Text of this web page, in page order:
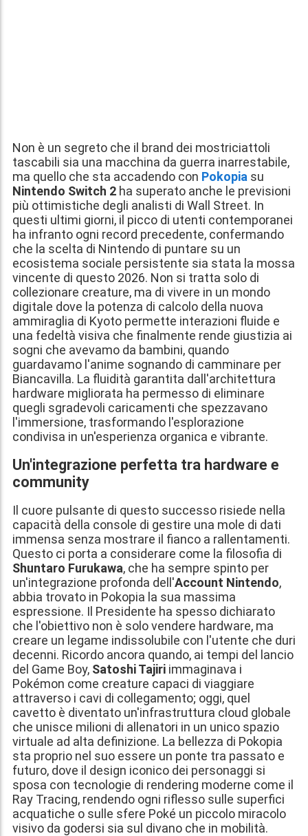
Non è un segreto che il brand dei mostriciattoli
tascabili sia una macchina da guerra inarrestabile,
ma quello che sta accadendo con Pokopia su
Nintendo Switch 2 ha superato anche le previsioni
più ottimistiche degli analisti di Wall Street. In
questi ultimi giorni, il picco di utenti contemporanei
ha infranto ogni record precedente, confermando
che la scelta di Nintendo di puntare su un
ecosistema sociale persistente sia stata la mossa
vincente di questo 2026. Non si tratta solo di
collezionare creature, ma di vivere in un mondo
digitale dove la potenza di calcolo della nuova
ammiraglia di Kyoto permette interazioni fluide e
una fedeltà visiva che finalmente rende giustizia ai
sogni che avevamo da bambini, quando
guardavamo l'anime sognando di camminare per
Biancavilla. La fluidità garantita dall'architettura
hardware migliorata ha permesso di eliminare
quegli sgradevoli caricamenti che spezzavano
l'immersione, trasformando l'esplorazione
condivisa in un'esperienza organica e vibrante.
Un'integrazione perfetta tra hardware e
community
Il cuore pulsante di questo successo risiede nella
capacità della console di gestire una mole di dati
immensa senza mostrare il fianco a rallentamenti.
Questo ci porta a considerare come la filosofia di
Shuntaro Furukawa, che ha sempre spinto per
un'integrazione profonda dell'Account Nintendo,
abbia trovato in Pokopia la sua massima
espressione. Il Presidente ha spesso dichiarato
che l'obiettivo non è solo vendere hardware, ma
creare un legame indissolubile con l'utente che duri
decenni. Ricordo ancora quando, ai tempi del lancio
del Game Boy, Satoshi Tajiri immaginava i
Pokémon come creature capaci di viaggiare
attraverso i cavi di collegamento; oggi, quel
cavetto è diventato un'infrastruttura cloud globale
che unisce milioni di allenatori in un unico spazio
virtuale ad alta definizione. La bellezza di Pokopia
sta proprio nel suo essere un ponte tra passato e
futuro, dove il design iconico dei personaggi si
sposa con tecnologie di rendering moderne come il
Ray Tracing, rendendo ogni riflesso sulle superfici
acquatiche o sulle sfere Poké un piccolo miracolo
visivo da godersi sia sul divano che in mobilità.